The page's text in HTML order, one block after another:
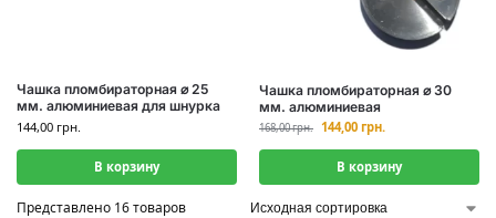
Чашка пломбираторная ⌀ 25
мм. алюминиевая для шнурка
144,00 грн.
В корзину
Чашка пломбираторная ⌀ 30
мм. алюминиевая
168,00грн. 144,00 грн.
В корзину
Представлено 16 товаров